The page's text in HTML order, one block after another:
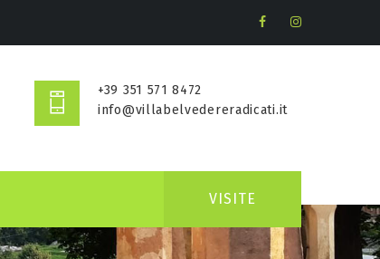
+39 351 571 8472
info@villabelvedereradicati.it
VISITE